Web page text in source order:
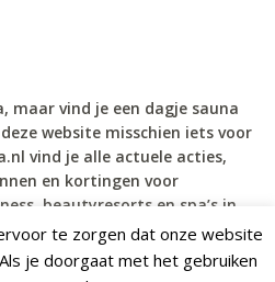
maar vind je een dagje sauna
website misschien iets voor
vind je alle actuele acties,
en kortingen voor
beautyresorts en spa’s in
te zorgen dat onze website
je doorgaat met het gebruiken